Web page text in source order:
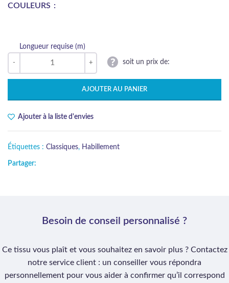
COULEURS
Longueur requise (m)
soit un prix de:
AJOUTER AU PANIER
Ajouter à la liste d'envies
Étiquettes : Classiques, Habillement
Partager:
Besoin de conseil personnalisé ?
Ce tissu vous plaît et vous souhaitez en savoir plus ? Contactez
notre service client : un conseiller vous répondra
personnellement pour vous aider à confirmer qu’il correspond